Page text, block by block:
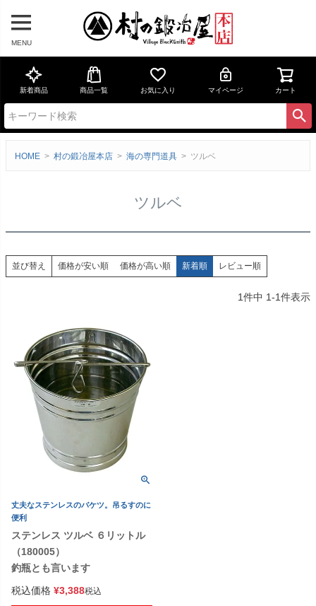
MENU
新着商品 商品一覧 お気に入り マイページ カート
HOME 村の鍛冶屋本店 海の専門道具 ツルベ
ツルベ
並び替え 価格が安い順 価格が高い順 新着順 レビュー順
1件中 1-1件表示
丈夫なステンレスのバケツ。吊るすのに
便利
ステンレス ツルベ ６リットル
（180005）
釣瓶とも言います
税込価格 ¥3,388税込